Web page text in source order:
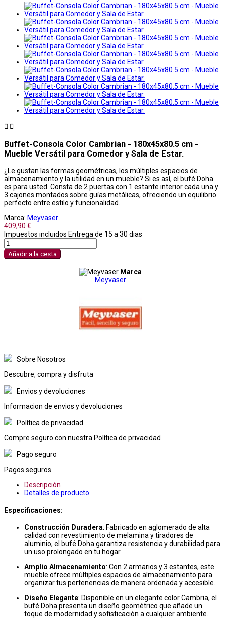
 
Buffet-Consola Color Cambrian - 180x45x80.5 cm -
Mueble Versátil para Comedor y Sala de Estar.
¿Le gustan las formas geométricas, los múltiples espacios de
almacenamiento y la utilidad en un mueble? Si es así, el bufé Doha
es para usted. Consta de 2 puertas con 1 estante interior cada una y
3 cajones montados sobre guías metálicas, ofreciendo un equilibrio
perfecto entre estilo y funcionalidad.
Marca: Meyvaser
409,90 €
Impuestos incluidos Entrega de 15 a 30 dias
Añadir a la cesta
Marca
Meyvaser
Sobre Nosotros
Descubre, compra y disfruta
Envios y devoluciones
Informacion de envios y devoluciones
Política de privacidad
Compre seguro con nuestra Política de privacidad
Pago seguro
Pagos seguros
Descripción
Detalles de producto
Especificaciones:
Construcción Duradera: Fabricado en aglomerado de alta
calidad con revestimiento de melamina y tiradores de
aluminio, el bufé Doha garantiza resistencia y durabilidad para
un uso prolongado en tu hogar.
Amplio Almacenamiento: Con 2 armarios y 3 estantes, este
mueble ofrece múltiples espacios de almacenamiento para
organizar tus pertenencias de manera ordenada y accesible.
Diseño Elegante: Disponible en un elegante color Cambria, el
bufé Doha presenta un diseño geométrico que añade un
toque de modernidad y sofisticación a cualquier ambiente.